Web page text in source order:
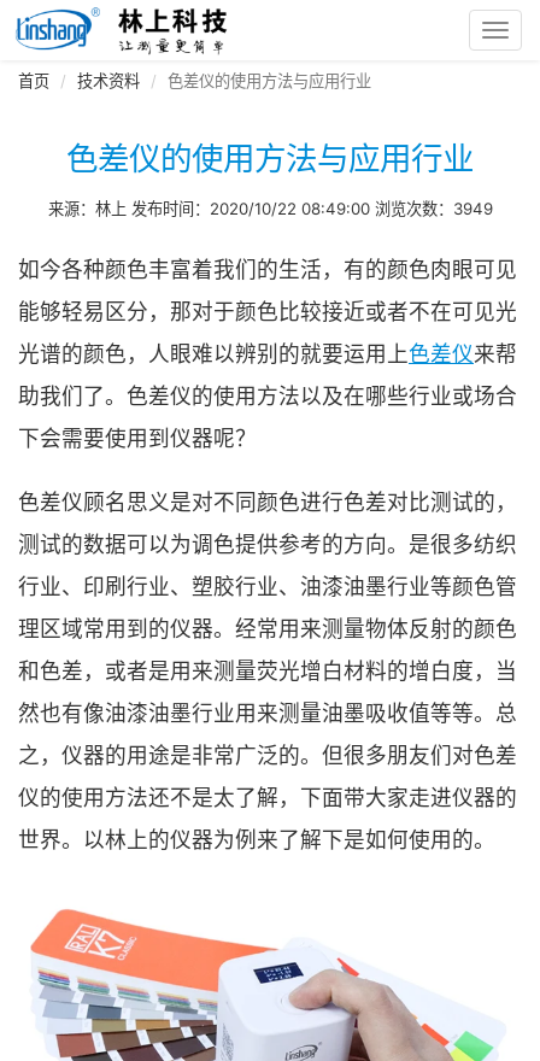
首页 技术资料 色差仪的使用方法与应用行业
色差仪的使用方法与应用行业
来源：林上 发布时间：2020/10/22 08:49:00 浏览次数：3949
如今各种颜色丰富着我们的生活，有的颜色肉眼可见
能够轻易区分，那对于颜色比较接近或者不在可见光
光谱的颜色，人眼难以辨别的就要运用上色差仪来帮
助我们了。色差仪的使用方法以及在哪些行业或场合
下会需要使用到仪器呢？
色差仪顾名思义是对不同颜色进行色差对比测试的，
测试的数据可以为调色提供参考的方向。是很多纺织
行业、印刷行业、塑胶行业、油漆油墨行业等颜色管
理区域常用到的仪器。经常用来测量物体反射的颜色
和色差，或者是用来测量荧光增白材料的增白度，当
然也有像油漆油墨行业用来测量油墨吸收值等等。总
之，仪器的用途是非常广泛的。但很多朋友们对色差
仪的使用方法还不是太了解，下面带大家走进仪器的
世界。以林上的仪器为例来了解下是如何使用的。